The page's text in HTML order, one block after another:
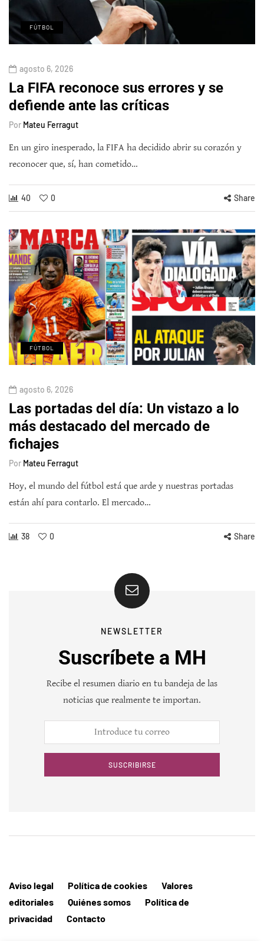
FÚTBOL
agosto 6, 2026
La FIFA reconoce sus errores y se
defiende ante las críticas
Por Mateu Ferragut
En un giro inesperado, la FIFA ha decidido abrir su corazón y
reconocer que, sí, han cometido…
40 0 Share
FÚTBOL
agosto 6, 2026
Las portadas del día: Un vistazo a lo
más destacado del mercado de
fichajes
Por Mateu Ferragut
Hoy, el mundo del fútbol está que arde y nuestras portadas
están ahí para contarlo. El mercado…
38 0 Share
NEWSLETTER
Suscríbete a MH
Recibe el resumen diario en tu bandeja de las
noticias que realmente te importan.
SUSCRIBIRSE
Aviso legal Política de cookies
Valores
editoriales
Quiénes somos
Política de
privacidad
Contacto